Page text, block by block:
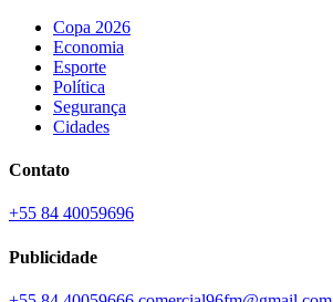
Copa 2026
Economia
Esporte
Política
Segurança
Cidades
Contato
+55 84 40059696
Publicidade